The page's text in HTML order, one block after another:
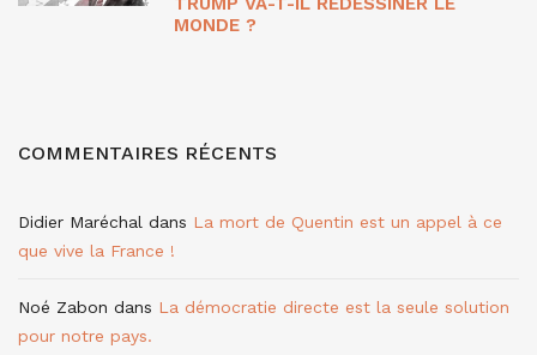
MONDE ?
COMMENTAIRES RÉCENTS
Didier Maréchal dans La mort de Quentin est un appel à ce
que vive la France !
Noé Zabon dans La démocratie directe est la seule solution
pour notre pays.